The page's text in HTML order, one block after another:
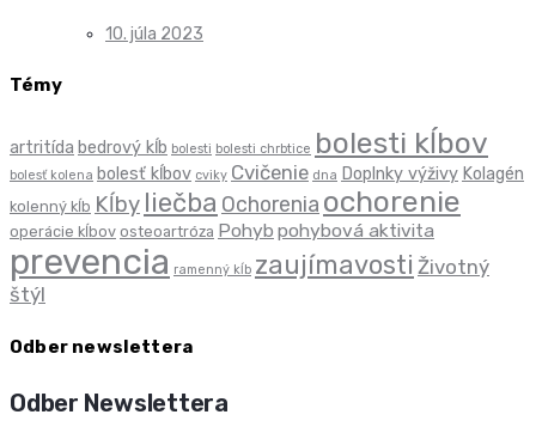
10. júla 2023
Témy
artritída bedrový kĺb bolesti bolesti chrbtice bolesti kĺbov
bolesť kolena bolesť kĺbov cviky Cvičenie dna Doplnky výživy Kolagén
kolenný kĺb Kĺby liečba Ochorenia ochorenie
operácie kĺbov osteoartróza Pohyb pohybová aktivita
prevencia ramenný kĺb zaujímavosti Životný
štýl
Odber newslettera
Odber Newslettera